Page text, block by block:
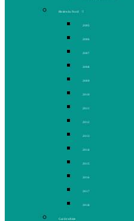
Rivière du Nord
2005
2006
2007
2008
2009
2010
2011
2012
2013
2014
2015
2016
2017
2018
Gaz de schiste